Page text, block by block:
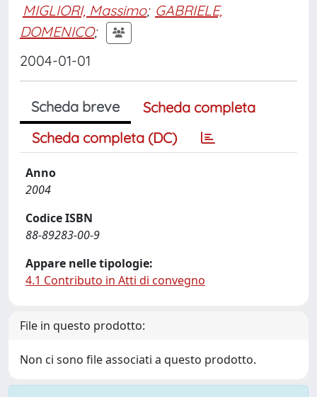
MIGLIORI, Massimo; GABRIELE,
DOMENICO;
2004-01-01
Scheda breve
Scheda completa
Scheda completa (DC)
Anno
2004
Codice ISBN
88-89283-00-9
Appare nelle tipologie:
4.1 Contributo in Atti di convegno
File in questo prodotto:
Non ci sono file associati a questo prodotto.